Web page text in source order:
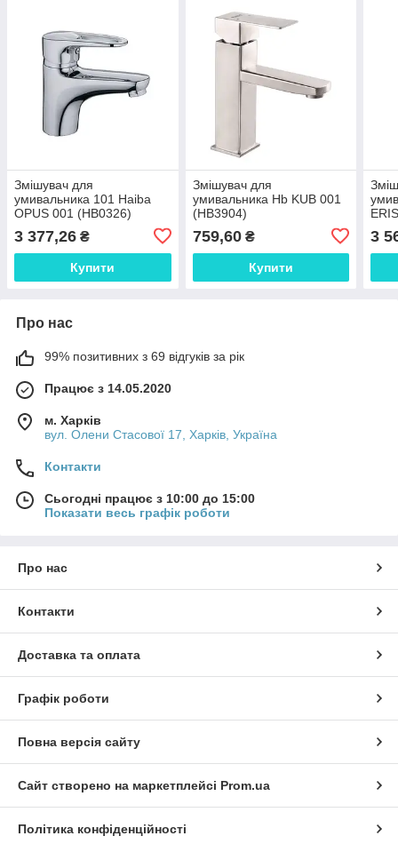
Змішувач для
умивальника 101 Haiba
OPUS 001 (HB0326)
3 377,26 ₴
Купити
Змішувач для
умивальника Hb KUB 001
(HB3904)
759,60₴
Купити
3
Про нас
99% позитивних з 69 відгуків за рік
Працює з 14.05.2020
м. Харків
вул. Олени Стасової 17, Харків, Україна
Контакти
Сьогодні працює з 10:00 до 15:00
Показати весь графік роботи
Про нас
Контакти
Доставка та оплата
Графік роботи
Повна версія сайту
Сайт створено на маркетплейсі Prom.ua
Політика конфіденційності